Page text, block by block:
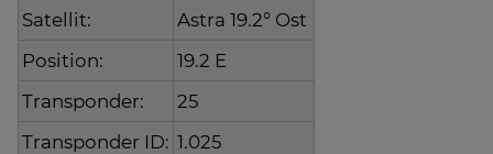
Satellit:
Astra 19.2° Ost
Position:
19.2 E
Transponder:
25
Transponder ID: 1.025